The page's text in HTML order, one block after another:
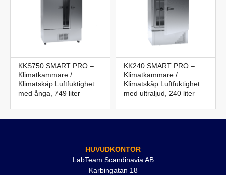
KKS750 SMART PRO –
Klimatkammare /
Klimatskåp Luftfuktighet
med ånga, 749 liter
KK240 SMART PRO –
Klimatkammare /
Klimatskåp Luftfuktighet
med ultraljud, 240 liter
HUVUDKONTOR
LabTeam Scandinavia AB
Karbingatan 18